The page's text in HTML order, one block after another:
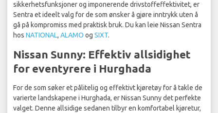
sikkerhetsfunksjoner og imponerende drivstoffeffektivitet, er
Sentra et ideelt valg for de som ønsker å gjøre inntrykk uten å
gå på kompromiss med praktisk bruk. Du kan leie Nissan Sentra
hos NATIONAL, ALAMO og SIXT.
Nissan Sunny: Effektiv allsidighet
for eventyrere i Hurghada
For de som søker et pålitelig og effektivt kjøretøy for å takle de
varierte landskapene i Hurghada, er Nissan Sunny det perfekte
valget. Denne allsidige sedanen tilbyr en komfortabel kjøretur,